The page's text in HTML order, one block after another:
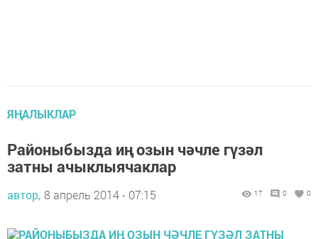
ЯҢАЛЫКЛАР
Районыбызда иң озын чәчле гүзәл
затны ачыклыячаклар
автор, 8 апрель 2014 - 07:15 17 0 0